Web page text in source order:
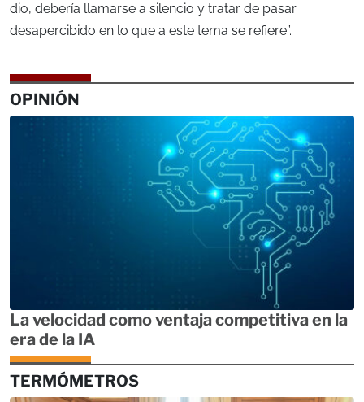
dio, debería llamarse a silencio y tratar de pasar
desapercibido en lo que a este tema se refiere”.
OPINIÓN
La velocidad como ventaja competitiva en la
era de la IA
TERMÓMETROS